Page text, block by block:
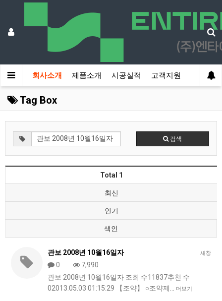
회사소개 제품소개 시공실적 고객지원
Tag Box
검색
Total 1
최신
인기
색인
새창
관보 2008년 10월16일자
0
7,990
관보 2008년 10월16일자 조회 수11837추천 수
02013.05.03 01:15:29 【조약】 ○조약제…
더보기